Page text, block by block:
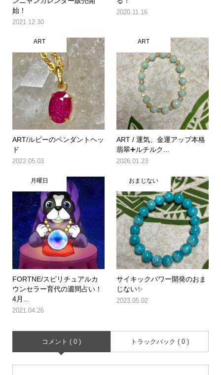
始！
2021.12.30
2020.11.16
ART
ART/ルビーのペンダントヘッ
ド
2022.05.03
ART
ART / 運気、金運アップ本格
翡翠➕ルチルク...
2026.01.23
月曜日
FORTNE/スピリチュアルカ
ウンセラー育代の週間占い！
4月...
2021.04.26
おまじない
サイキックパワー開発のおま
じない✨
2023.05.02
コメント ( 0 ) トラックバック ( 0 )